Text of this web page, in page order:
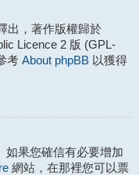
出，著作版權歸於
Licence 2 版 (GPL-
考 About phpBB 以獲得
如果您確信有必要增加
網站，在那裡您可以票